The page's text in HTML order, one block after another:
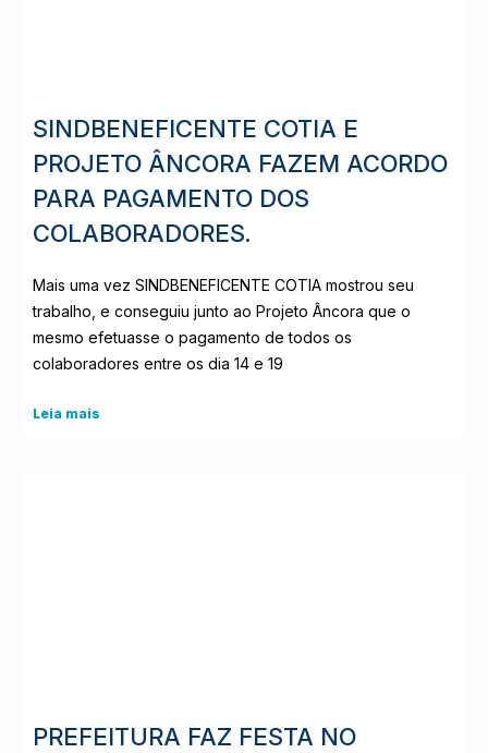
SINDBENEFICENTE COTIA E
PROJETO ÂNCORA FAZEM ACORDO
PARA PAGAMENTO DOS
COLABORADORES.⠀
Mais uma vez SINDBENEFICENTE COTIA mostrou seu
trabalho, e conseguiu junto ao Projeto Âncora que o
mesmo efetuasse o pagamento de todos os
colaboradores entre os dia 14 e 19
Leia mais
PREFEITURA FAZ FESTA NO